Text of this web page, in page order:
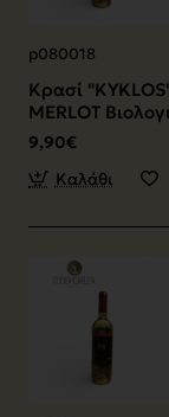
p080018
Κρασί
MERLOT
9,90€
Καλάθι